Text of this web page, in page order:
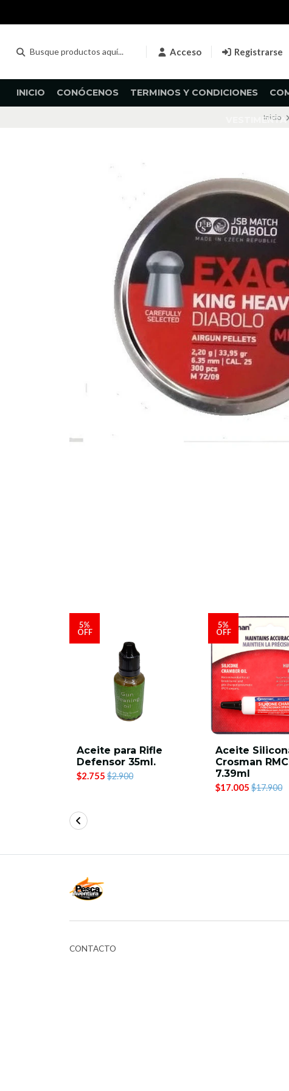
Acceso Registrarse
INICIO CONÓCENOS TERMINOS Y CONDICIONES
VESTIMENTA
Inicio
5%
OFF
Aceite para Rifle
Defensor 35ml.
$2.755 $2.900
5%
OFF
Aceite
Crosman
7.39ml
$17.005 $17.900
CONTACTO